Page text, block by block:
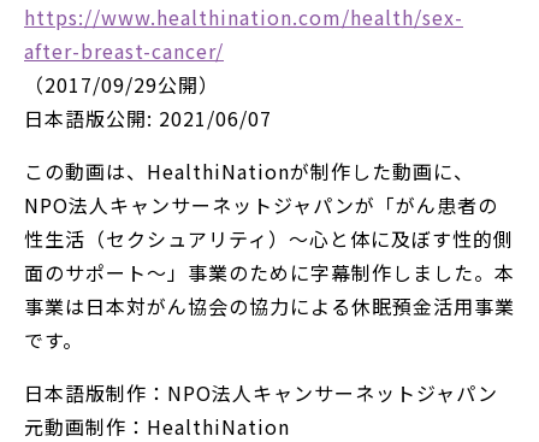
https://www.healthination.com/health/sex-
after-breast-cancer/
（2017/09/29公開）
日本語版公開: 2021/06/07
この動画は、HealthiNationが制作した動画に、
NPO法人キャンサーネットジャパンが「がん患者の
性生活（セクシュアリティ）～心と体に及ぼす性的側
面のサポート～」事業のために字幕制作しました。本
事業は日本対がん協会の協力による休眠預金活用事業
です。
日本語版制作：NPO法人キャンサーネットジャパン
元動画制作：HealthiNation